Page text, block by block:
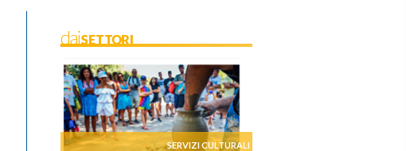
daiSETTORI
SERVIZI CULTURALI